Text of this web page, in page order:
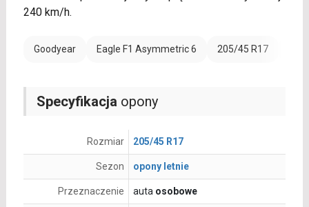
240 km/h.
Goodyear Eagle F1 Asymmetric 6 205/45 R17
Specyfikacja opony
Rozmiar 205/45 R17
Sezon opony letnie
Przeznaczenie auta osobowe